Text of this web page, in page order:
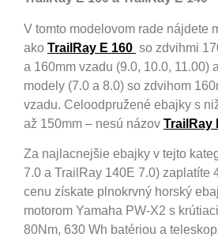
V tomto modelovom rade nájdete
ako TrailRay E 160 so zdvihmi
a 160mm vzadu (9.0, 10.0, 11.00)
modely (7.0 a 8.0) so zdvihom
vzadu. Celoodpružené ebajky s
až 150mm – nesú názov TrailRay
Za najlacnejšie ebajky v tejto
7.0 a TrailRay 140E 7.0) zaplatíte
cenu získate plnokrvný horský
motorom Yamaha PW-X2 s
80Nm, 630 Wh batériou a